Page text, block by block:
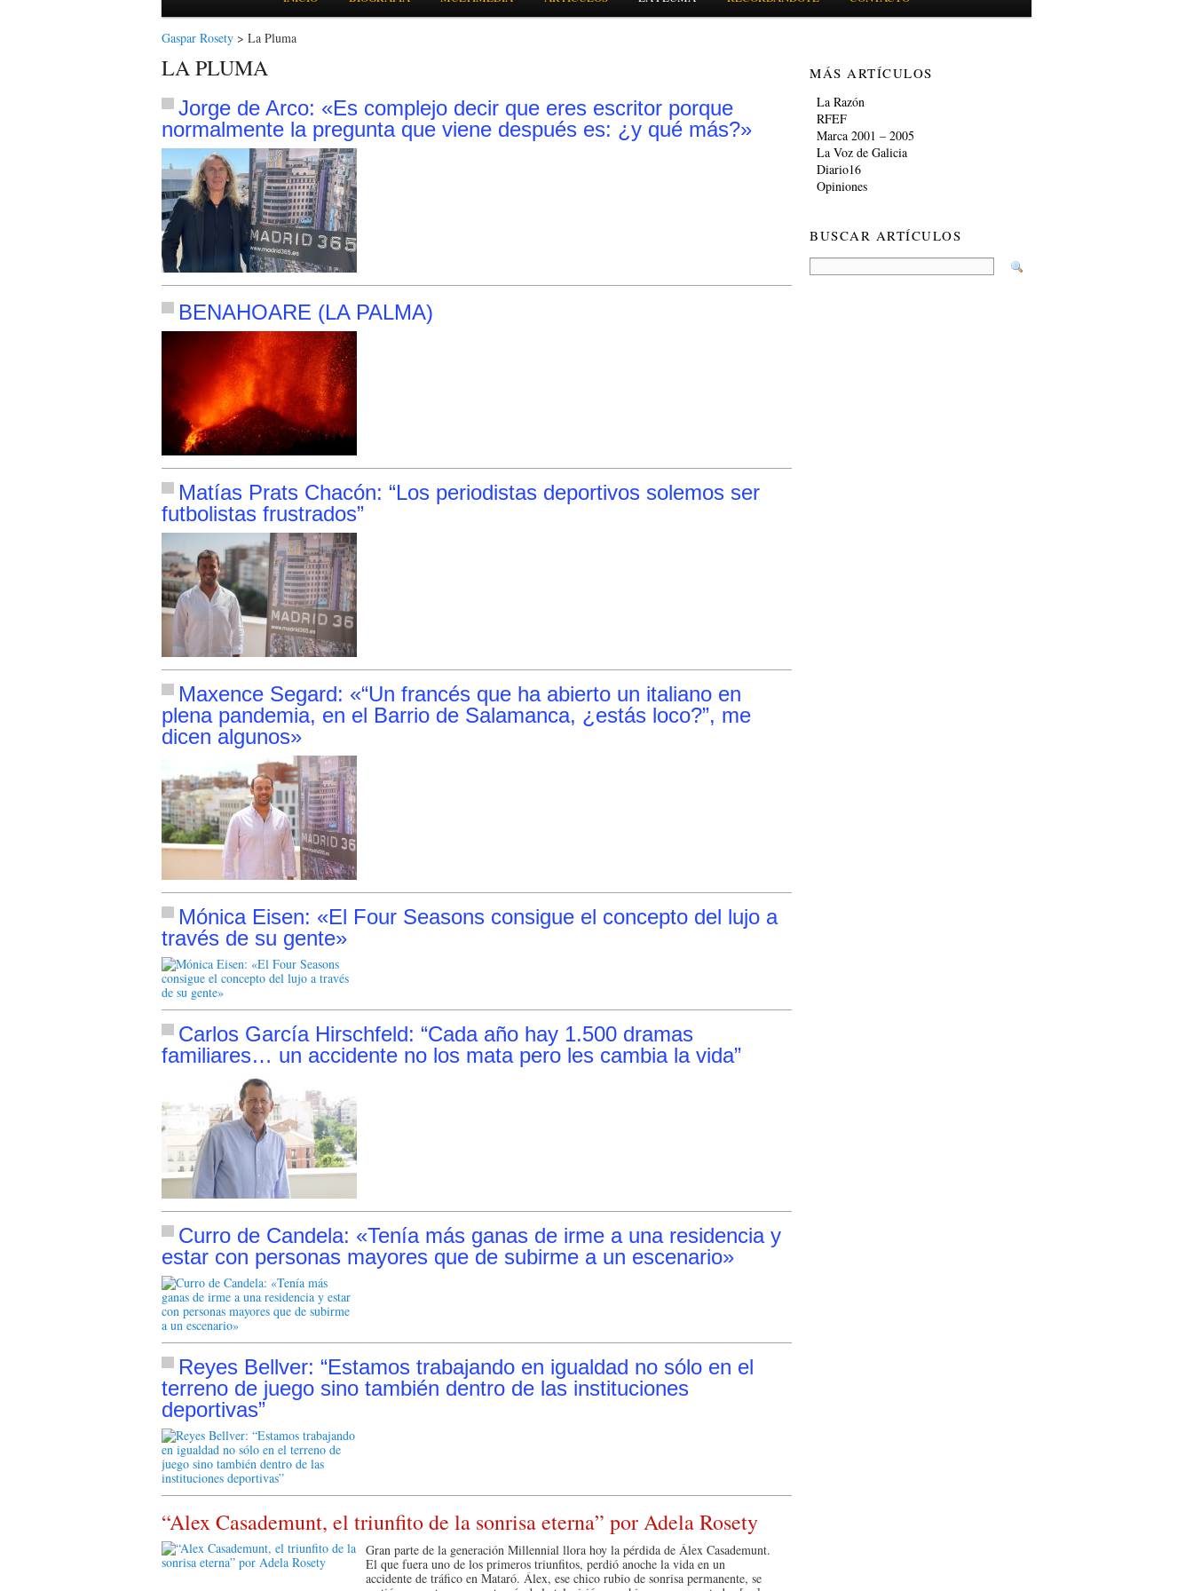
Gaspar Rosety > La Pluma
LA PLUMA
Jorge de Arco: «Es complejo decir que eres escritor porque
normalmente la pregunta que viene después es: ¿y qué más?»
BENAHOARE (LA PALMA)
Matías Prats Chacón: “Los periodistas deportivos solemos ser
futbolistas frustrados”
Maxence Segard: «“Un francés que ha abierto un italiano en
plena pandemia, en el Barrio de Salamanca, ¿estás loco?”, me
dicen algunos»
Mónica Eisen: «El Four Seasons consigue el concepto del lujo a
través de su gente»
Carlos García Hirschfeld: “Cada año hay 1.500 dramas
familiares… un accidente no los mata pero les cambia la vida”
Curro de Candela: «Tenía más ganas de irme a una residencia y
estar con personas mayores que de subirme a un escenario»
Reyes Bellver: “Estamos trabajando en igualdad no sólo en el
terreno de juego sino también dentro de las instituciones
deportivas”
“Alex Casademunt, el triunfito de la sonrisa eterna” por Adela Rosety
Gran parte de la generación Millennial llora hoy la pérdida de Álex Casademunt.
El que fuera uno de los primeros triunfitos, perdió anoche la vida en un
accidente de tráfico en Mataró. Álex, ese chico rubio de sonrisa permanente, se
MÁS ARTÍCULOS
La Razón
RFEF
Marca 2001 – 2005
La Voz de Galicia
Diario16
Opiniones
BUSCAR ARTÍCULOS